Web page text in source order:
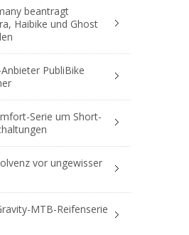
beantragt
Haibike und Ghost
PubliBike
Serie um Short-
vor ungewisser
MTB-Reifenserie